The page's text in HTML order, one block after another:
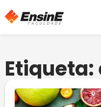
Etiqueta: